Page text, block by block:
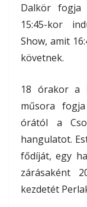
Dalkör fogja
15:45-kor
Show, amit
követnek.
18 órakor a
műsora
órától a
hangulatot.
fődíját, egy
zárásaként
kezdetét